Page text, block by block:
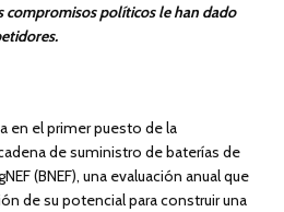
compromisos políticos le han dado
en el primer puesto de la
de suministro de baterías de
(BNEF), una evaluación anual que
de su potencial para construir una